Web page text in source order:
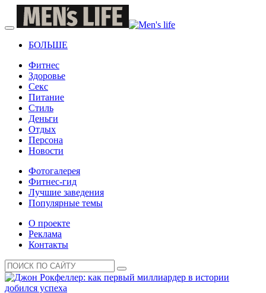
БОЛЬШЕ
Фитнес
Здоровье
Секс
Питание
Стиль
Деньги
Отдых
Персона
Новости
Фотогалерея
Фитнес-гид
Лучшие заведения
Популярные темы
О проекте
Реклама
Контакты